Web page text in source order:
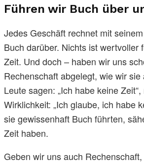
Führen wir Buch über
Jedes Geschäft rechnet mit
Buch darüber. Nichts ist wertvoller
Zeit. Und doch – haben wir uns
Rechenschaft abgelegt, wie wir sie
Leute sagen: „Ich habe keine
Wirklichkeit: „Ich glaube, ich habe
sie gewissenhaft Buch führten,
Zeit haben.
Geben wir uns auch